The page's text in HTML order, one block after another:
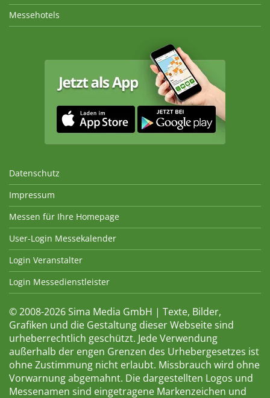
Messehotels
Datenschutz
Impressum
Messen für Ihre Homepage
User-Login Messekalender
Login Veranstalter
Login Messedienstleister
© 2008-2026 Sima Media GmbH | Texte, Bilder,
Grafiken und die Gestaltung dieser Webseite sind
urheberrechtlich geschützt. Jede Verwendung
außerhalb der engen Grenzen des Urhebergesetzes ist
ohne Zustimmung nicht erlaubt. Missbrauch wird ohne
Vorwarnung abgemahnt. Die dargestellten Logos und
Messenamen sind eingetragene Markenzeichen und